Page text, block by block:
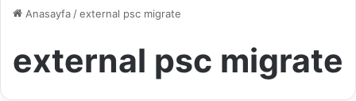
Anasayfa/external psc migrate
external psc migrate